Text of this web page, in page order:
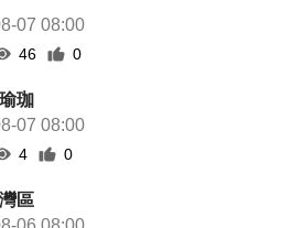
07 08:00
46 0
珈
07 08:00
4 0
區